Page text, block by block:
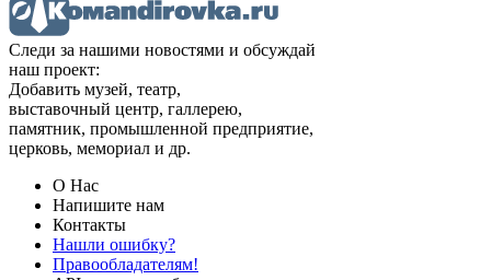
Следи за нашими новостями и обсуждай
наш проект:
Добавить музей, театр,
выставочный центр, галлерею,
памятник, промышленной предприятие,
церковь, мемориал и др.
О Нас
Напишите нам
Контакты
Нашли ошибку?
Правообладателям!